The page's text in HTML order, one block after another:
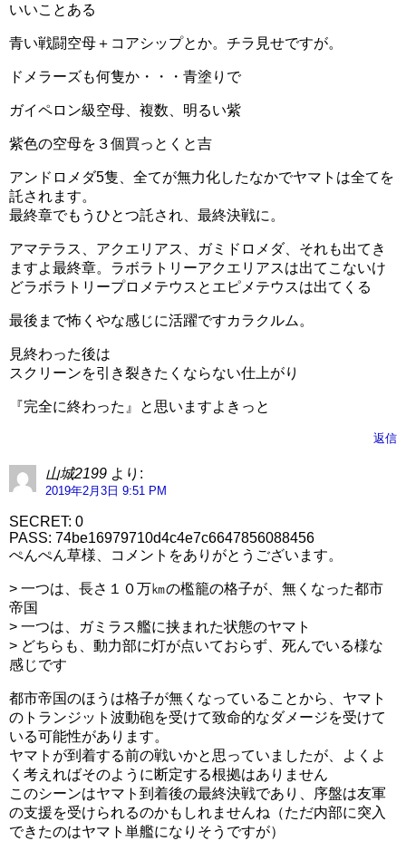
いいことある
青い戦闘空母＋コアシップとか。チラ見せですが。
ドメラーズも何隻か・・・青塗りで
ガイペロン級空母、複数、明るい紫
紫色の空母を３個買っとくと吉
アンドロメダ5隻、全てが無力化したなかでヤマトは全てを
託されます。
最終章でもうひとつ託され、最終決戦に。
アマテラス、アクエリアス、ガミドロメダ、それも出てき
ますよ最終章。ラボラトリーアクエリアスは出てこないけ
どラボラトリープロメテウスとエピメテウスは出てくる
最後まで怖くやな感じに活躍ですカラクルム。
見終わった後は
スクリーンを引き裂きたくならない仕上がり
『完全に終わった』と思いますよきっと
返信
山城2199 より:
2019年2月3日 9:51 PM
SECRET: 0
PASS: 74be16979710d4c4e7c6647856088456
ぺんぺん草様、コメントをありがとうございます。
> 一つは、長さ１０万㎞の檻籠の格子が、無くなった都市
帝国
> 一つは、ガミラス艦に挟まれた状態のヤマト
> どちらも、動力部に灯が点いておらず、死んでいる様な
感じです
都市帝国のほうは格子が無くなっていることから、ヤマト
のトランジット波動砲を受けて致命的なダメージを受けて
いる可能性があります。
ヤマトが到着する前の戦いかと思っていましたが、よくよ
く考えればそのように断定する根拠はありません
このシーンはヤマト到着後の最終決戦であり、序盤は友軍
の支援を受けられるのかもしれませんね（ただ内部に突入
できたのはヤマト単艦になりそうですが）